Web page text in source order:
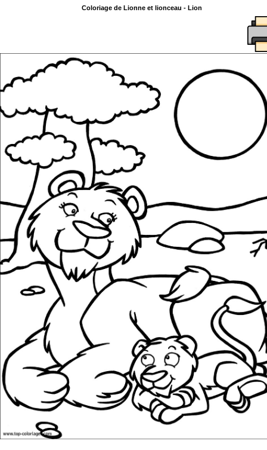
Coloriage de Lionne et lionceau - Lion